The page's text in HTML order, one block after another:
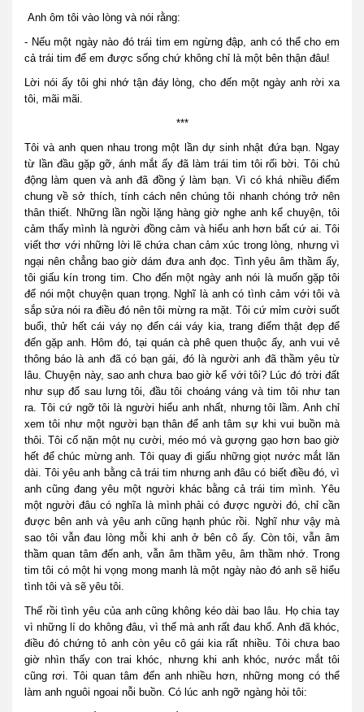
Anh ôm tôi vào lòng và nói rằng:
- Nếu một ngày nào đó trái tim em ngừng đập, anh có thể cho em
cả trái tim để em được sống chứ không chỉ là một bên thận đâu!
Lời nói ấy tôi ghi nhớ tận đáy lòng, cho đến một ngày anh rời xa
tôi, mãi mãi.
***
Tôi và anh quen nhau trong một lần dự sinh nhật đứa bạn. Ngay
từ lần đầu gặp gỡ, ánh mắt ấy đã làm trái tim tôi rối bời. Tôi chủ
động làm quen và anh đã đồng ý làm bạn. Vì có khá nhiều điểm
chung về sở thích, tính cách nên chúng tôi nhanh chóng trở nên
thân thiết. Những lần ngồi lặng hàng giờ nghe anh kể chuyện, tôi
cảm thấy mình là người đồng cảm và hiểu anh hơn bất cứ ai. Tôi
viết thơ với những lời lẽ chứa chan cảm xúc trong lòng, nhưng vì
ngại nên chẳng bao giờ dám đưa anh đọc. Tình yêu âm thầm ấy,
tôi giấu kín trong tim. Cho đến một ngày anh nói là muốn gặp tôi
để nói một chuyện quan trọng. Nghĩ là anh có tình cảm với tôi và
sắp sửa nói ra điều đó nên tôi mừng ra mặt. Tôi cứ mỉm cười suốt
buổi, thử hết cái váy nọ đến cái váy kia, trang điểm thật đẹp để
đến gặp anh. Hôm đó, tại quán cà phê quen thuộc ấy, anh vui vẻ
thông báo là anh đã có bạn gái, đó là người anh đã thầm yêu từ
lâu. Chuyện này, sao anh chưa bao giờ kể với tôi? Lúc đó trời đất
như sụp đổ sau lưng tôi, đầu tôi choáng váng và tim tôi như tan
ra. Tôi cứ ngỡ tôi là người hiểu anh nhất, nhưng tôi lầm. Anh chỉ
xem tôi như một người bạn thân để anh tâm sự khi vui buồn mà
thôi. Tôi cố nặn một nụ cười, méo mó và gượng gạo hơn bao giờ
hết để chúc mừng anh. Tôi quay đi giấu những giọt nước mắt lăn
dài. Tôi yêu anh bằng cả trái tim nhưng anh đâu có biết điều đó, vì
anh cũng đang yêu một người khác bằng cả trái tim mình. Yêu
một người đâu có nghĩa là mình phải có được người đó, chỉ cần
được bên anh và yêu anh cũng hạnh phúc rồi. Nghĩ như vậy mà
sao tôi vẫn đau lòng mỗi khi anh ở bên cô ấy. Còn tôi, vẫn âm
thầm quan tâm đến anh, vẫn âm thầm yêu, âm thầm nhớ. Trong
tim tôi có một hi vọng mong manh là một ngày nào đó anh sẽ hiểu
tình tôi và sẽ yêu tôi.
Thế rồi tình yêu của anh cũng không kéo dài bao lâu. Họ chia tay
vì những lí do không đâu, vì thế mà anh rất đau khổ. Anh đã khóc,
điều đó chứng tỏ anh còn yêu cô gái kia rất nhiều. Tôi chưa bao
giờ nhìn thấy con trai khóc, nhưng khi anh khóc, nước mắt tôi
cũng rơi. Tôi quan tâm đến anh nhiều hơn, những mong có thể
làm anh nguôi ngoai nỗi buồn. Có lúc anh ngỡ ngàng hỏi tôi: